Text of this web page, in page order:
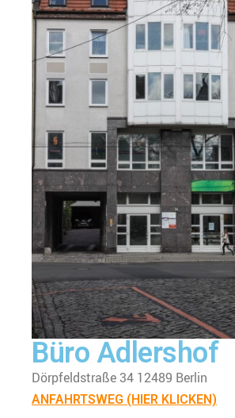
Büro Adlershof
Dörpfeldstraße 34 12489 Berlin
ANFAHRTSWEG (HIER KLICKEN)